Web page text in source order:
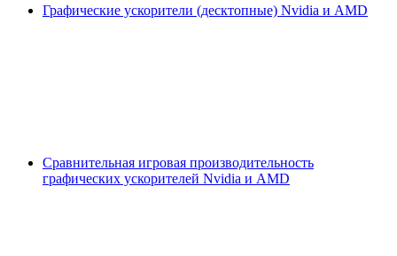
Графические ускорители (десктопные) Nvidia и AMD
Сравнительная игровая производительность
графических ускорителей Nvidia и AMD